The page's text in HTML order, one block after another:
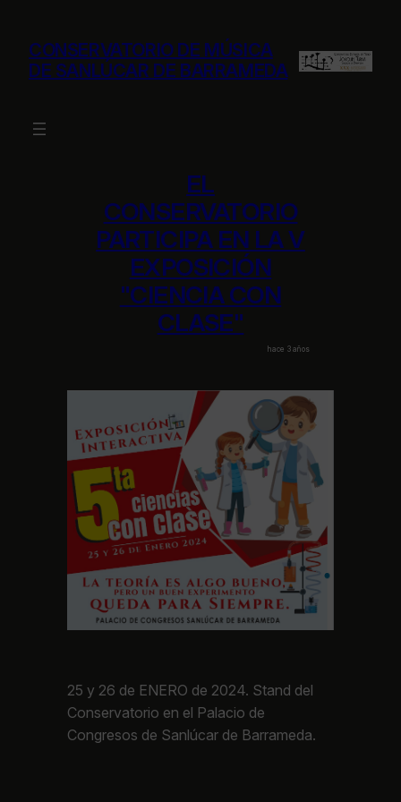
contenido
CONSERVATORIO DE MÚSICA
DE SANLÚCAR DE BARRAMEDA
EL
CONSERVATORIO
PARTICIPA EN LA V
EXPOSICIÓN
"CIENCIA CON
CLASE"
hace 3 años
25 y 26 de ENERO de 2024. Stand del
Conservatorio en el Palacio de
Congresos de Sanlúcar de Barrameda.